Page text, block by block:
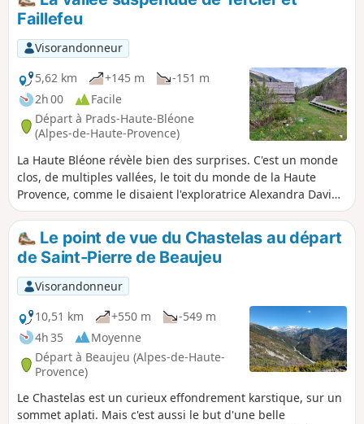
Faillefeu
Visorandonneur
5,62 km
+145 m
-151 m
2h 00
Facile
Départ à Prads-Haute-Bléone
(Alpes-de-Haute-Provence)
La Haute Bléone révèle bien des surprises. C'est un monde
clos, de multiples vallées, le toit du monde de la Haute
Provence, comme le disaient l'exploratrice Alexandra David
Neel et l'écrivain Pierre Magnan. Voici une balade
tranquille, pour découvrir la vallée de Tercier, suspendue
au-dessus de falaises et d'une cascade, close entre deux
hautes chaînes de montagnes et le cirque de Vachières. Cet
itinéraire en parcourt le fond, jusqu'au site de l'ancienne
abbaye de Faillefeu, en suivant l'agréable torrent de l'Aune.
Le point de vue du Chastelas au départ
de Saint-Pierre de Beaujeu
Visorandonneur
10,51 km
+550 m
-549 m
4h 35
Moyenne
Départ à Beaujeu (Alpes-de-Haute-
Provence)
Le Chastelas est un curieux effondrement karstique, sur un
sommet aplati. Mais c'est aussi le but d'une belle